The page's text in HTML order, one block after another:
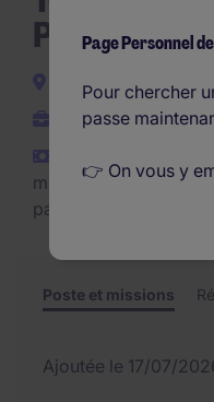
Portes
Marseille
CDI
mois (€27.600 -
par an)
Poste et missions
Ajoutée le 17/07/
Page Personnel
Pour chercher
passe
👉 On vous y